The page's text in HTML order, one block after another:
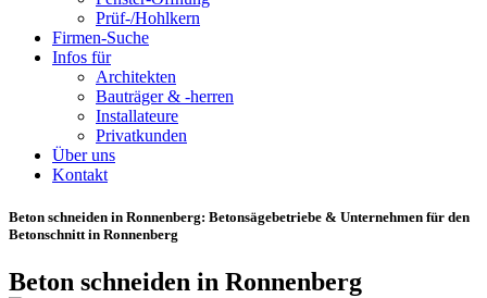
Prüf-/Hohlkern
Firmen-Suche
Infos für
Architekten
Bauträger & -herren
Installateure
Privatkunden
Über uns
Kontakt
Beton schneiden in Ronnenberg: Betonsägebetriebe & Unternehmen für den
Betonschnitt in Ronnenberg
Beton schneiden in Ronnenberg